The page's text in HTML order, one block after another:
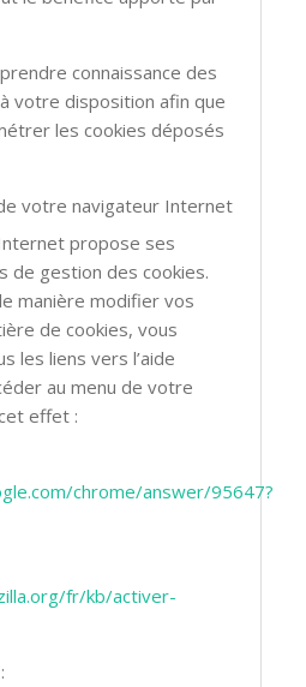
connaissance des
votre disposition afin que
les cookies déposés
votre navigateur Internet
propose ses
de gestion des cookies.
manière modifier vos
de cookies, vous
les liens vers l’aide
au menu de votre
effet :
chrome/answer/95647?
fr/kb/activer-
: